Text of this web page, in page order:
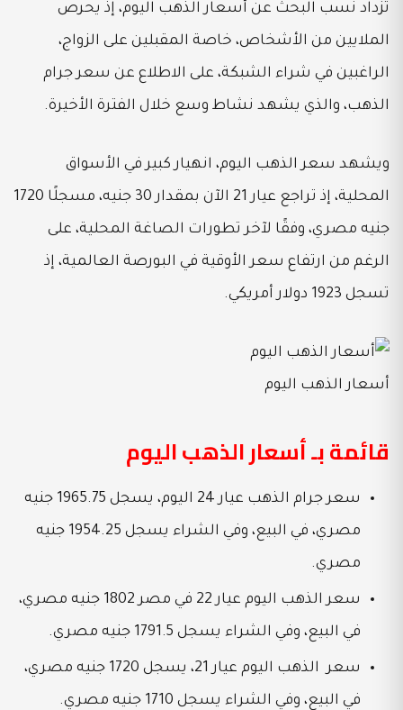
تزداد نسب البحث عن أسعار الذهب اليوم، إذ يحرص
الملايين من الأشخاص، خاصة المقبلين على الزواج،
الراغبين في شراء الشبكة، على الاطلاع عن سعر جرام
الذهب، والذي يشهد نشاط وسع خلال الفترة الأخيرة.
ويشهد سعر الذهب اليوم، انهيار كبير في الأسواق
المحلية، إذ تراجع عيار 21 الآن بمقدار 30 جنيه، مسجلًا 1720
جنيه مصري، وفقًا لآخر تطورات الصاغة المحلية، على
الرغم من ارتفاع سعر الأوقية في البورصة العالمية، إذ
تسجل 1923 دولار أمريكي.
أسعار الذهب اليوم
قائمة بـ أسعار الذهب اليوم
سعر جرام الذهب عيار 24 اليوم، يسجل 1965.75 جنيه
مصري، في البيع، وفي الشراء يسجل 1954.25 جنيه
مصري.
سعر الذهب اليوم عيار 22 في مصر 1802 جنيه مصري،
في البيع، وفي الشراء يسجل 1791.5 جنيه مصري.
سعر الذهب اليوم عيار 21، يسجل 1720 جنيه مصري،
في البيع، وفي الشراء يسجل 1710 جنيه مصري.